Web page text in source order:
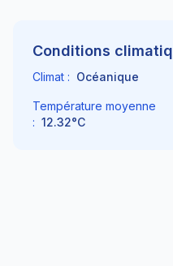
Conditions
Climat : Océanique
Température moyenne
: 12.32°C